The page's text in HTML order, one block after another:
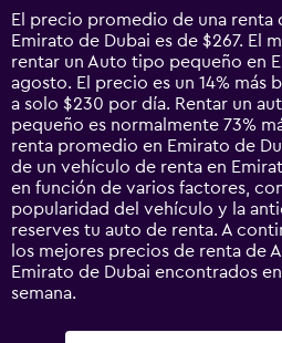
14
categories.
The
chart
has
1
Y
axis
displaying
values.
Range:
0
to
1200.
El precio promedio de una
Emirato de Dubai es de $267. El
rentar un Auto tipo pequeño en
agosto. El precio es un 14% más
a solo $230 por día. Rentar un
pequeño es normalmente 73%
renta promedio en Emirato de
de un vehículo de renta en
en función de varios factores,
popularidad del vehículo y la
reserves tu auto de renta. A
los mejores precios de renta de
Emirato de Dubai encontrados
semana.